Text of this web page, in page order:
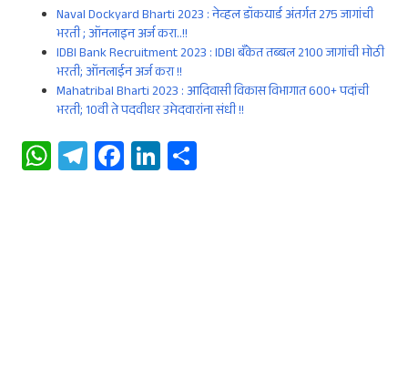
Naval Dockyard Bharti 2023 : नेव्हल डॉकयार्ड अंतर्गत 275 जागांची
भरती ; ऑनलाइन अर्ज करा..!!
IDBI Bank Recruitment 2023 : IDBI बँकेत तब्बल 2100 जागांची मोठी
भरती; ऑनलाईन अर्ज करा !!
Mahatribal Bharti 2023 : आदिवासी विकास विभागात 600+ पदांची
भरती; 10वी ते पदवीधर उमेदवारांना संधी !!
W
ha
Te
le
Fa
ce
Li
n